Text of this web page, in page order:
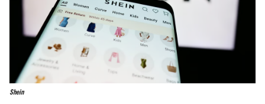
Shein